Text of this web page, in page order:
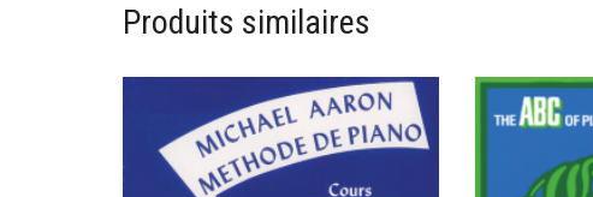
Produits similaires